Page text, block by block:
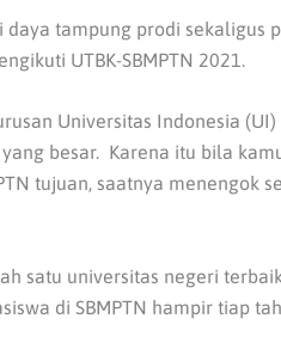
daya tampung prodi sekaligus
UTBK-SBMPTN 2021.
Universitas Indonesia
besar. Karena itu bila
tujuan, saatnya menengok
satu universitas negeri
di SBMPTN hampir tiap